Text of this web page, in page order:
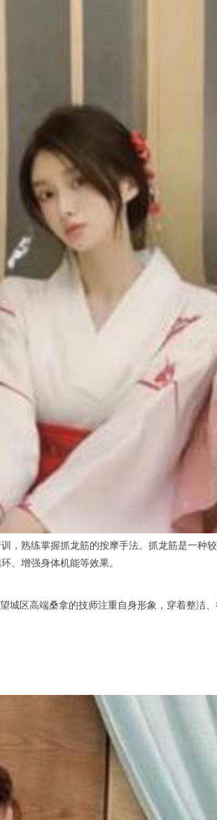
练掌握抓龙筋的按摩手法。抓龙筋是一种
、增强身体机能等效果。
高端桑拿的技师注重自身形象，穿着整洁